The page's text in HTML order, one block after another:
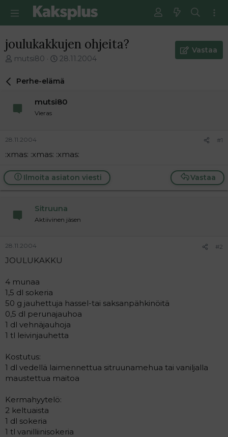
joulukakkujen ohjeita?
V
e
i
t
u
a
l
o
t
j
mutsi80
E
s
m
n
i
e
s
i
28.11.2004
Vastaa
Perhe-elämä
mutsi80
Vieras
28.11.2004 #1
:xmas: :xmas: :xmas:
Vastaa
Ilmoita asiaton viesti
Sitruuna
Aktiivinen jäsen
28.11.2004 #2
JOULUKAKKU
4 munaa
1,5 dl sokeria
50 g jauhettuja hassel-tai saksanpähkinöitä
0,5 dl perunajauhoa
1 dl vehnäjauhoja
1 tl leivinjauhetta
Kostutus:
1 dl vedellä laimennettua sitruunamehua tai vaniljalla
maustettua maitoa
Kermahyytelö:
2 keltuaista
1 dl sokeria
1 tl vanilliinisokeria